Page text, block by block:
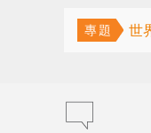
專題 世